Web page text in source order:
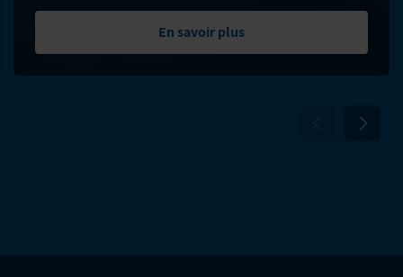
En savoir plus